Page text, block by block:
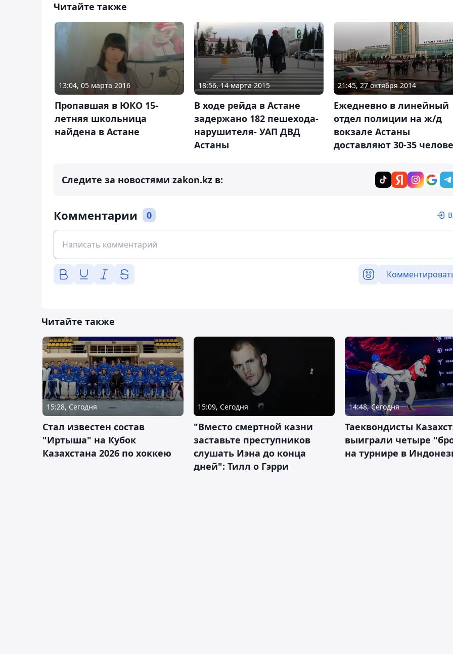
Читайте также
13:04, 05 марта 2016
Пропавшая в ЮКО 15-
летняя школьница
найдена в Астане
18:56, 14 марта 2015
В ходе рейда в Астане
задержано 182 пешехода-
нарушителя- УАП ДВД
Астаны
21:45, 27 октября 2014
Ежедневно в линейный
отдел полиции на ж/д
вокзале Астаны
доставляют 30-35
Следите за новостями zakon.kz в:
Комментарии 0
Читайте также
15:28, Сегодня
Стал известен состав
"Иртыша" на Кубок
Казахстана 2026 по хоккею
15:09, Сегодня
"Вместо смертной казни
заставьте преступников
слушать Иэна до конца
дней": Тилл о Гэрри
14:48, Сегодня
Таеквондисты
выиграли четыре
на турнире в